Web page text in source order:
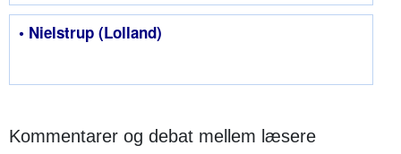
• Nielstrup (Lolland)
Kommentarer og debat mellem læsere